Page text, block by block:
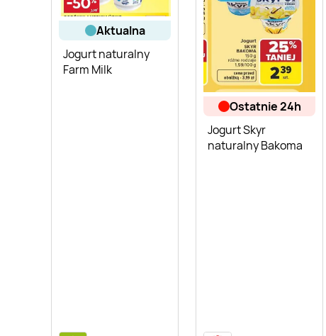
aktualna
Jogurt naturalny
Farm Milk
ostatnie 24h
Jogurt Skyr
naturalny Bakoma